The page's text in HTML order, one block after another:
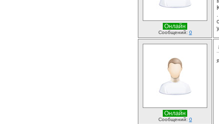
Онлайн
Сообщений: 0
Онлайн
Сообщений: 0